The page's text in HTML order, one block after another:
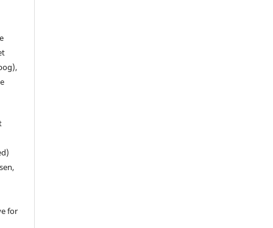
for